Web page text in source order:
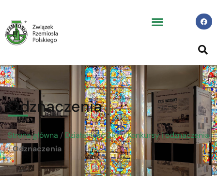
Odznaczenia
Strona główna / Działalność ZRP/Konkursy i odznaczenia
/Odznaczenia